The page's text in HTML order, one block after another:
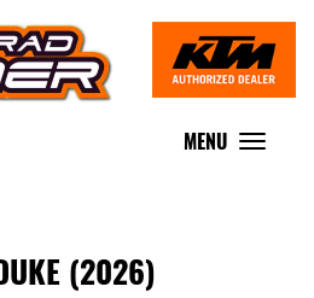
MENU
Toggle
(2026)